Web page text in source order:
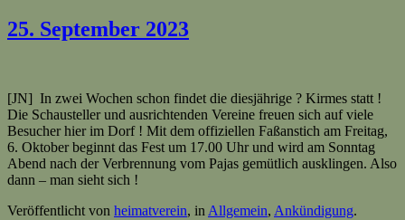
25. September 2023
[JN] In zwei Wochen schon findet die diesjährige ? Kirmes statt !
Die Schausteller und ausrichtenden Vereine freuen sich auf viele
Besucher hier im Dorf ! Mit dem offiziellen Faßanstich am Freitag,
6. Oktober beginnt das Fest um 17.00 Uhr und wird am Sonntag
Abend nach der Verbrennung vom Pajas gemütlich ausklingen. Also
dann – man sieht sich !
Veröffentlicht von heimatverein, in Allgemein, Ankündigung.